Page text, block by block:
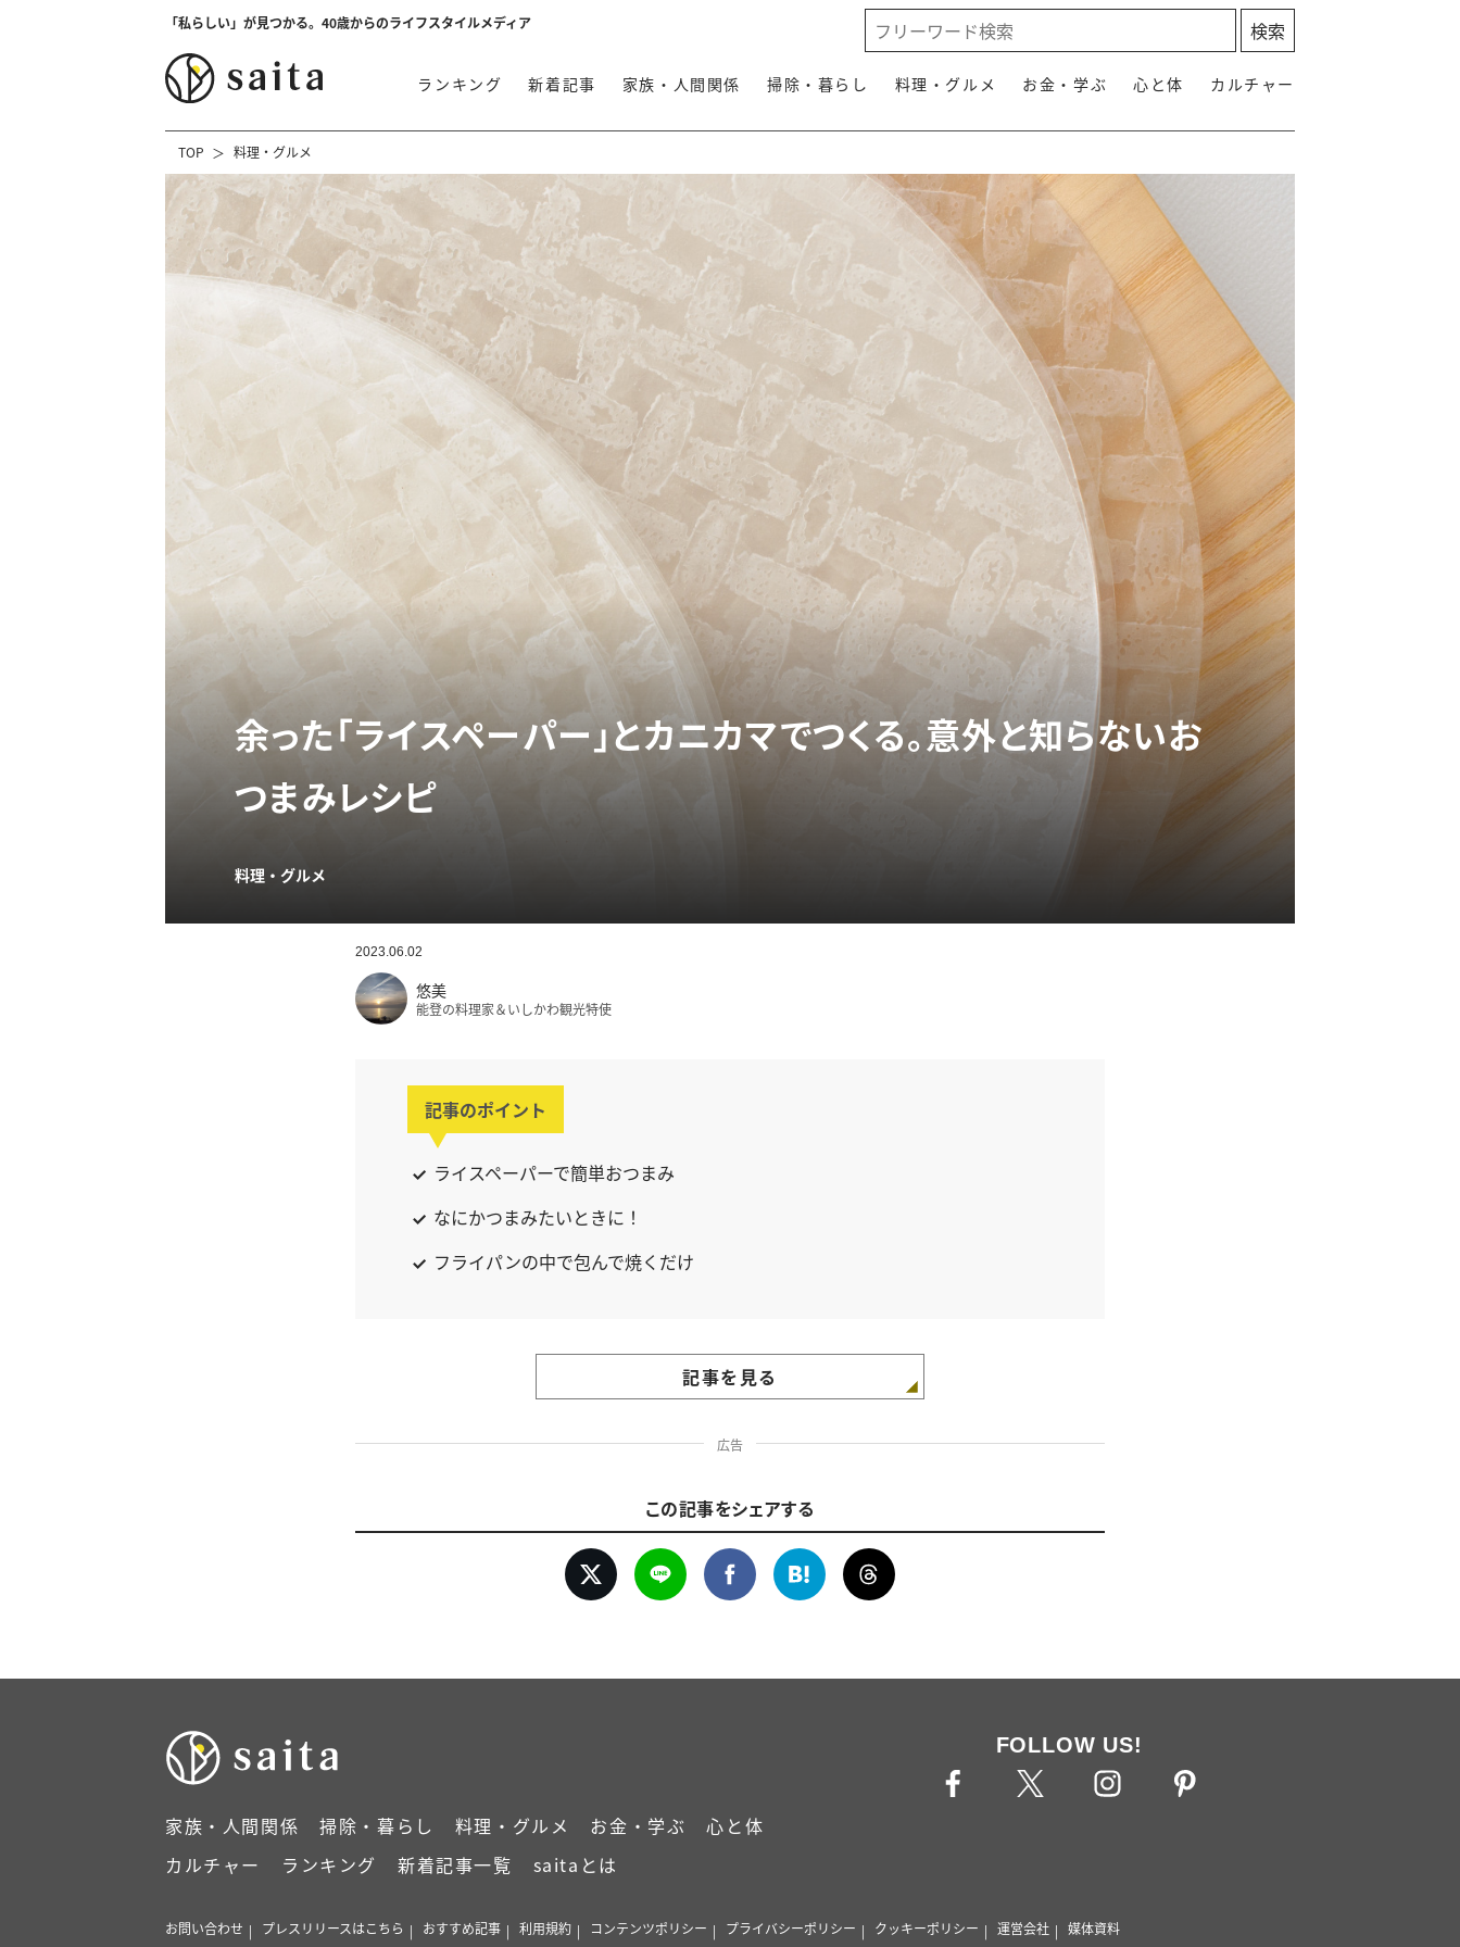
「私らしい」が見つかる。40歳からのライフスタイルメディア
ランキング 新着記事 家族・人間関係 掃除・暮らし 料理・グルメ お金・学ぶ 心と体 カルチャー
TOP 料理・グルメ
余った「ライスペーパー」とカニカマでつくる。意外と知らないお
つまみレシピ
料理・グルメ
2023.06.02
悠美
能登の料理家＆いしかわ観光特使
記事のポイント
ライスペーパーで簡単おつまみ
なにかつまみたいときに！
フライパンの中で包んで焼くだけ
記事を見る
広告
この記事をシェアする
家族・人間関係 掃除・暮らし 料理・グルメ お金・学ぶ
心と体
カルチャー
ランキング 新着記事一覧 saitaとは
FOLLOW US!
お問い合わせ プレスリリースはこちら おすすめ記事 利用規約 コンテンツポリシー プライバシーポリシー クッキーポリシー 運営会社 媒体資料